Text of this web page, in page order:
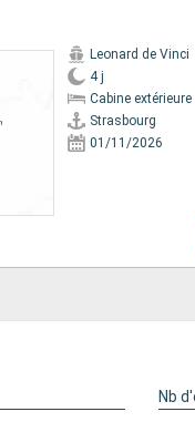
Leonard de Vinci
4 j
Cabine extérieure
Strasbourg
01/11/2026
Nb